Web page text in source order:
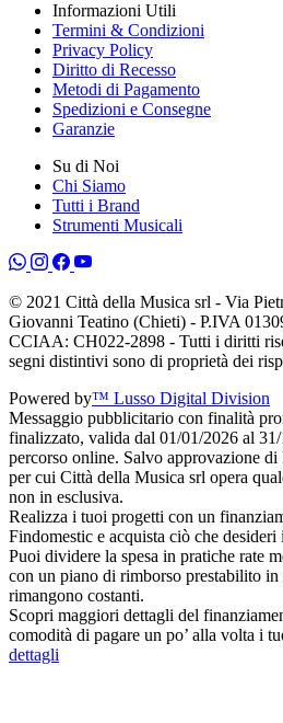
Informazioni Utili
Termini & Condizioni
Privacy Policy
Diritto di Recesso
Metodi di Pagamento
Spedizioni e Consegne
Garanzie
Su di Noi
Chi Siamo
Tutti i Brand
Strumenti Musicali
© 2021 Città della Musica srl - Via
Giovanni Teatino (Chieti) - P.IVA
CCIAA: CH022-2898 - Tutti i diritti
segni distintivi sono di proprietà dei
Powered by™ Lusso Digital Division
Messaggio pubblicitario con finalità
finalizzato, valida dal 01/01/2026 al
percorso online. Salvo approvazione
per cui Città della Musica srl opera
non in esclusiva.
Realizza i tuoi progetti con un
Findomestic e acquista ciò che
Puoi dividere la spesa in pratiche rate
con un piano di rimborso prestabilito in
rimangono costanti.
Scopri maggiori dettagli del
comodità di pagare un po’ alla volta i
dettagli